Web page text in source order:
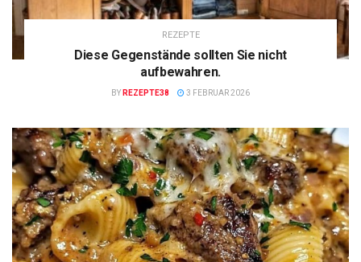
REZEPTE
Diese Gegenstände sollten Sie nicht
aufbewahren.
BY REZEPTE38 3 FEBRUAR 2026